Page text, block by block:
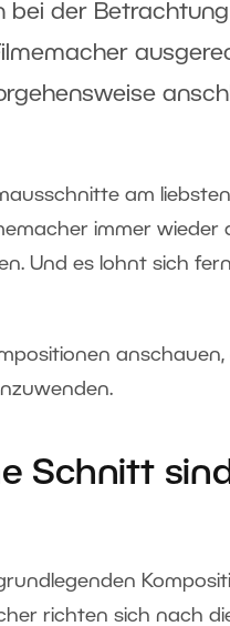
bei der
am
immer wieder
Und es lohnt sich
anschauen,
Schnitt
richten sich nach